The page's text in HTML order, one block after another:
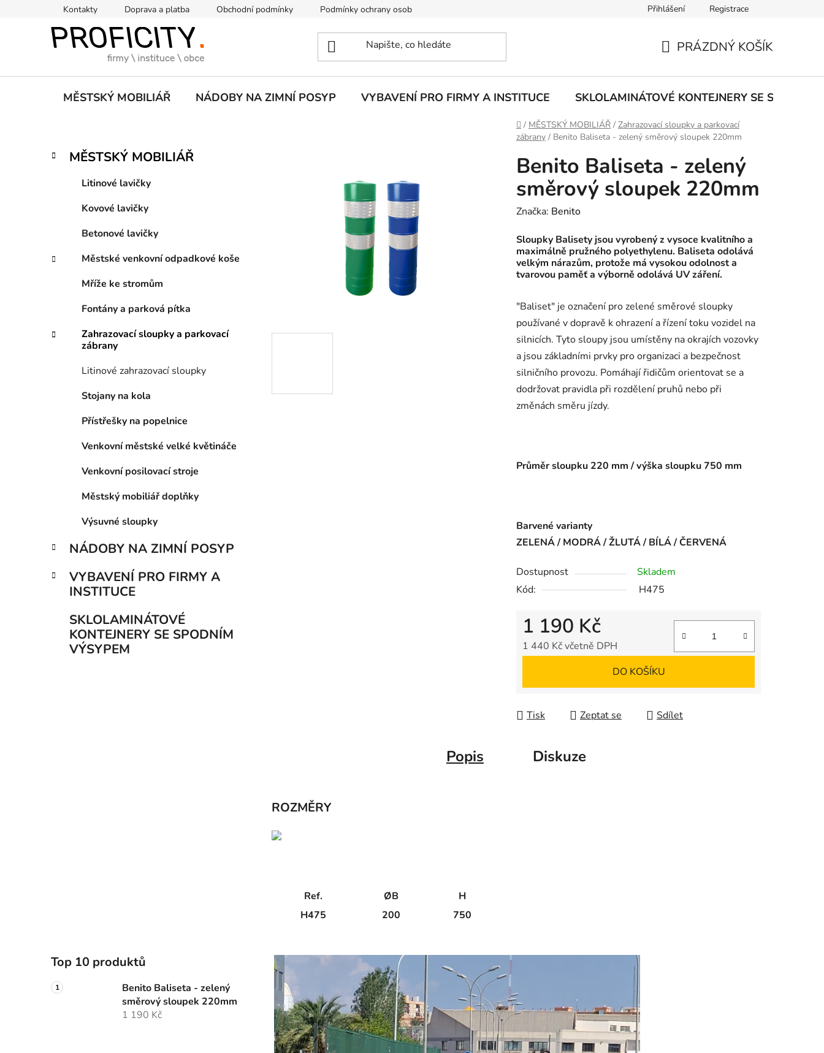
Kontakty Doprava a platba Obchodní podmínky Podmínky ochrany osobních údajů Přihlášení Registrace
KOŠÍK
PRÁZDNÝ KOŠÍK
MĚSTSKÝ MOBILIÁŘ NÁDOBY NA ZIMNÍ POSYP VYBAVENÍ PRO FIRMY A INSTITUCE SKLOLAMINÁTOVÉ KONTEJNERY SE SPODNÍM
Domů
/ MĚSTSKÝ MOBILIÁŘ / Zahrazovací sloupky a parkovací
zábrany / Benito Baliseta - zelený směrový sloupek 220mm
P
n
e
Přeskočit
kategorie
K
a
e
MĚSTSKÝ MOBILIÁŘ
Litinové lavičky
Kovové lavičky
Betonové lavičky
Městské venkovní odpadkové koše
Mříže ke stromům
Fontány a parková pítka
Zahrazovací sloupky a parkovací
zábrany
Litinové zahrazovací sloupky
Stojany na kola
Přístřešky na popelnice
Venkovní městské velké květináče
Venkovní posilovací stroje
Městský mobiliář doplňky
Výsuvné sloupky
NÁDOBY NA ZIMNÍ POSYP
VYBAVENÍ PRO FIRMY A
INSTITUCE
SKLOLAMINÁTOVÉ
KONTEJNERY SE SPODNÍM
VÝSYPEM
Top 10 produktů
Benito Baliseta - zelený
směrový sloupek 220mm
1 190 Kč
Benito Baliseta - zelený
směrový sloupek 220mm
Značka: Benito
Sloupky Balisety jsou vyrobený z vysoce kvalitního a
maximálně pružného polyethylenu. Baliseta odolává
velkým nárazům, protože má vysokou odolnost a
tvarovou paměť a výborně odolává UV záření.
"Baliset" je označení pro zelené směrové sloupky
používané v dopravě k ohrazení a řízení toku vozidel na
silnicích. Tyto sloupy jsou umístěny na okrajích vozovky
a jsou základními prvky pro organizaci a bezpečnost
silničního provozu. Pomáhají řidičům orientovat se a
dodržovat pravidla při rozdělení pruhů nebo při
změnách směru jízdy.
Průměr sloupku 220 mm / výška sloupku 750 mm
Barvené varianty
ZELENÁ / MODRÁ / ŽLUTÁ / BÍLÁ / ČERVENÁ
Dostupnost
Skladem
Kód:
H475
1 190 Kč
1 440 Kč včetně DPH
DO KOŠÍKU
Tisk Zeptat se Sdílet
Popis Diskuze
ROZMĚRY
Ref. ØB
H
H475
200 750